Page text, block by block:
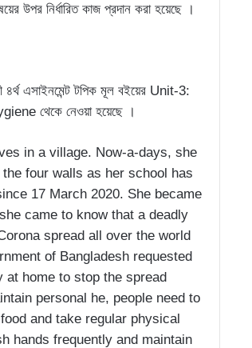
উপর নির্ধারিত কাজ প্রদান করা হয়েছে ।
৪র্থ এসাইনমেন্ট টপিক মূল বইয়ের Unit-3:
থেকে নেওয়া হয়েছে ।
in a village. Now-a-days, she
four walls as her school has
17 March 2020. She became
came to know that a deadly
spread all over the world
of Bangladesh requested
at home to stop the spread
personal he, people need to
and take regular physical
hands frequently and maintain